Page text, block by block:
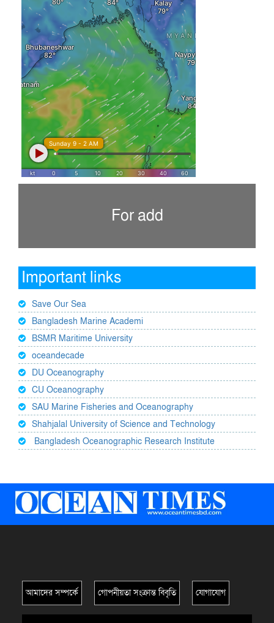
For add
Important links
Save Our Sea
Bangladesh Marine Academi
BSMR Maritime University
oceandecade
DU Oceanography
CU Oceanography
SAU Marine Fisheries and Oceanography
Shahjalal University of Science and Technology
Bangladesh Oceanographic Research Institute
আমাদের সম্পর্কে গোপনীয়তা সংক্রান্ত বিবৃতি যোগাযোগ